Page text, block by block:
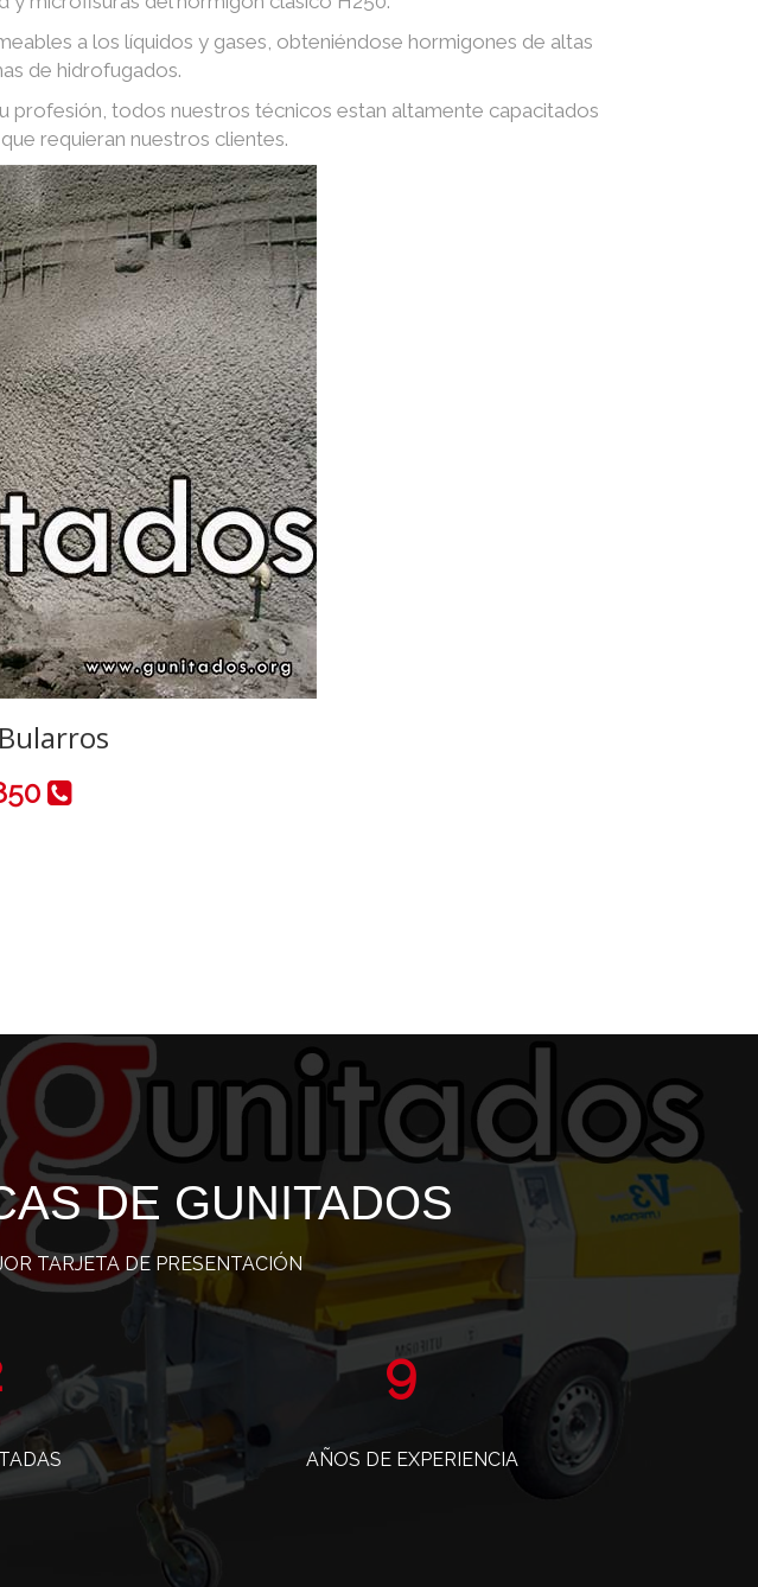
a los líquidos y gases, obteniéndose hormigones de altas
de hidrofugados.
profesión, todos nuestros técnicos estan altamente capacitados
requieran nuestros clientes.
DE GUNITADOS
TARJETA DE PRESENTACIÓN
15
AÑOS DE EXPERIENCIA